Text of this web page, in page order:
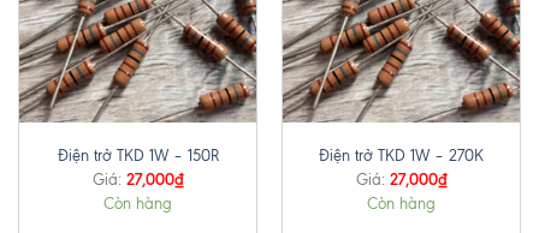
Điện trở TKD 1W – 150R
Giá: 27,000₫
Còn hàng
Điện trở TKD 1W – 270K
Giá: 27,000₫
Còn hàng